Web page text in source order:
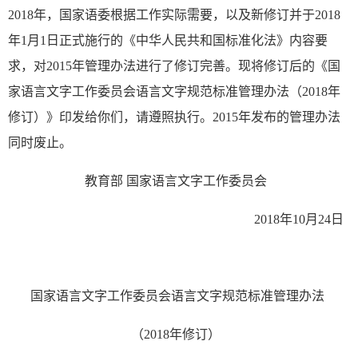
2018年，国家语委根据工作实际需要，以及新修订并于2018
年1月1日正式施行的《中华人民共和国标准化法》内容要
求，对2015年管理办法进行了修订完善。现将修订后的《国
家语言文字工作委员会语言文字规范标准管理办法（2018年
修订）》印发给你们，请遵照执行。2015年发布的管理办法
同时废止。
教育部 国家语言文字工作委员会
2018年10月24日
国家语言文字工作委员会语言文字规范标准管理办法
（2018年修订）